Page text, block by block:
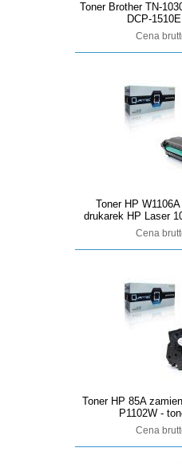
Toner Brother TN-
DCP-
Cena
Toner HP
drukarek HP Laser
Cena
Toner HP 85A
P1102W -
Cena